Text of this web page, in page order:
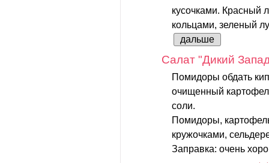
кусочками. Красный
кольцами, зеленый
дальше
Салат "Дикий
Помидоры обдать
очищенный
соли.
Помидоры,
кружочками,
Заправка: очень